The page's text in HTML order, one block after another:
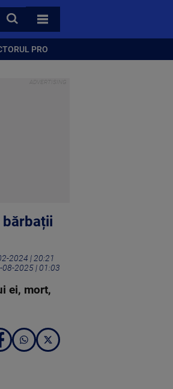
CAUTA
TOATE CATEGORIILE
PRO
bărbații
2024 | 20:21
08-2025 | 01:03
ei, mort,